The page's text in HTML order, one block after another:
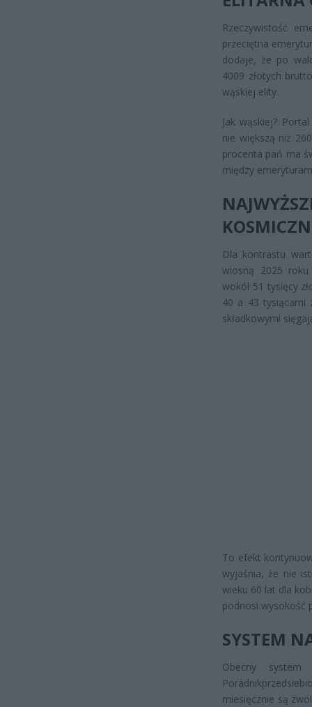
Rzeczywistość
przeciętna
dodaje, że po
4009 złotych
wąskiej elity.
Jak wąskiej?
nie większą niż
procenta pań ma
między
Dla kontrastu
wiosną 2025 roku
wokół 51 tysięcy
40 a 43 tysiącami
składkowymi
To efekt
wyjaśnia, że nie
wieku 60 lat dla
podnosi wysokość
SYSTEM
Obecny
miesięcznie są